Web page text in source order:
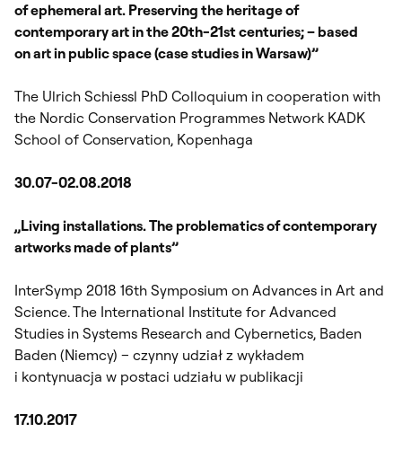
of ephemeral art. Preserving the heritage of
contemporary art in the 20th-21st centuries; – based
on art in public space (case studies in Warsaw)”
The Ulrich Schiessl PhD Colloquium in cooperation with
the Nordic Conservation Programmes Network KADK
School of Conservation, Kopenhaga
30.07-02.08.2018
„Living installations. The problematics of contemporary
artworks made of plants”
InterSymp 2018 16th Symposium on Advances in Art and
Science. The International Institute for Advanced
Studies in Systems Research and Cybernetics, Baden
Baden (Niemcy) – czynny udział z wykładem
i kontynuacja w postaci udziału w publikacji
17.10.2017